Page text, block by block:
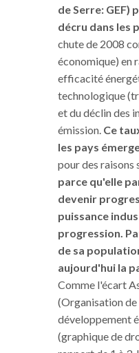
de Serre: GEF)
décru dans les
chute de 2008
économique) en
efficacité
technologique
et du déclin des
émission. Ce
les pays
pour des raisons
parce qu'elle
devenir
puissance
progression.
de sa
aujourd'hui la
Comme l'écart
(Organisation
développement
(graphique de